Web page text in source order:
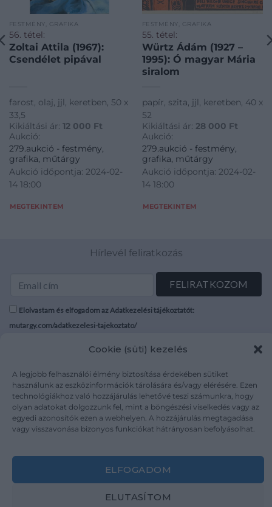
Cookie (süti) kezelés
A legjobb felhasználói élmény biztosítása érdekében sütiket
használunk az eszközinformációk tárolására és/vagy elérésére. Ezen
technológiákhoz való hozzájárulás lehetővé teszi számunkra, hogy
olyan adatokat dolgozzunk fel, mint a böngészési viselkedés vagy az
egyedi azonosítók ezen a webhelyen. A hozzájárulás megtagadása
vagy visszavonása bizonyos funkciókat hátrányosan befolyásolhat.
ELFOGADOM
ELUTASÍTOM
FESTMÉNY, GRAFIKA
56. tétel:
Zoltai Attila (1967):
Csendélet pipával
farost, olaj, jjl, keretben, 50 x
33,5
Kikiáltási ár: 12 000 Ft
Aukció:
279.aukció - festmény,
grafika, műtárgy
Aukció időpontja: 2024-02-
14 18:00
MEGTEKINTEM
FESTMÉNY, GRAFIKA
55. tétel:
Würtz Ádám (1927 –
1995): Ó magyar Mária
siralom
papír, szita, jjl, keretben, 40 x
52
Kikiáltási ár: 28 000 Ft
Aukció:
279.aukció - festmény,
grafika, műtárgy
Aukció időpontja: 2024-02-
14 18:00
MEGTEKINTEM
Hírlevél feliratkozás
Elolvastam és elfogadom az Adatkezelési tájékoztatót:
mutargy.com/adatkezelesi-tajekoztato/
Médiaajánlat
Karrier
Kapcsolat
Áraink
ÁSZF
Adatvédelem
Impresszum